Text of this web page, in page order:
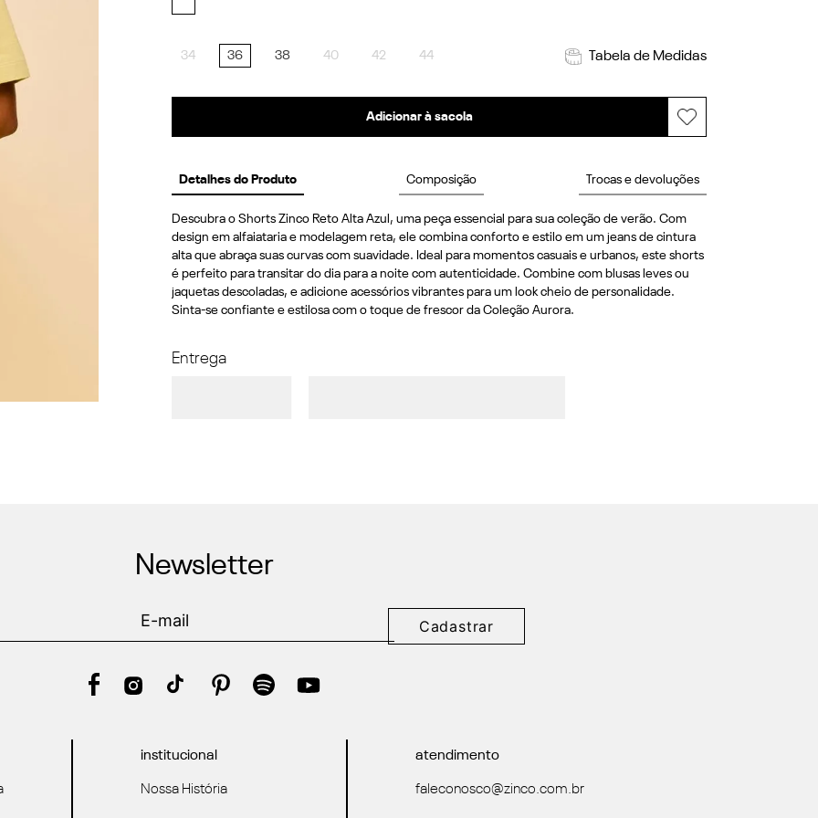
34 36 38 40 42 44 Tabela de Medidas
Adicionar à sacola
Detalhes do Produto Composição Trocas e devoluções
Descubra o Shorts Zinco Reto Alta Azul, uma peça essencial para sua coleção de verão. Com
design em alfaiataria e modelagem reta, ele combina conforto e estilo em um jeans de cintura
alta que abraça suas curvas com suavidade. Ideal para momentos casuais e urbanos, este shorts
é perfeito para transitar do dia para a noite com autenticidade. Combine com blusas leves ou
jaquetas descoladas, e adicione acessórios vibrantes para um look cheio de personalidade.
Sinta-se confiante e estilosa com o toque de frescor da Coleção Aurora.
Entrega
Newsletter
Cadastrar
institucional
Nossa História
atendimento
faleconosco@zinco.com.br